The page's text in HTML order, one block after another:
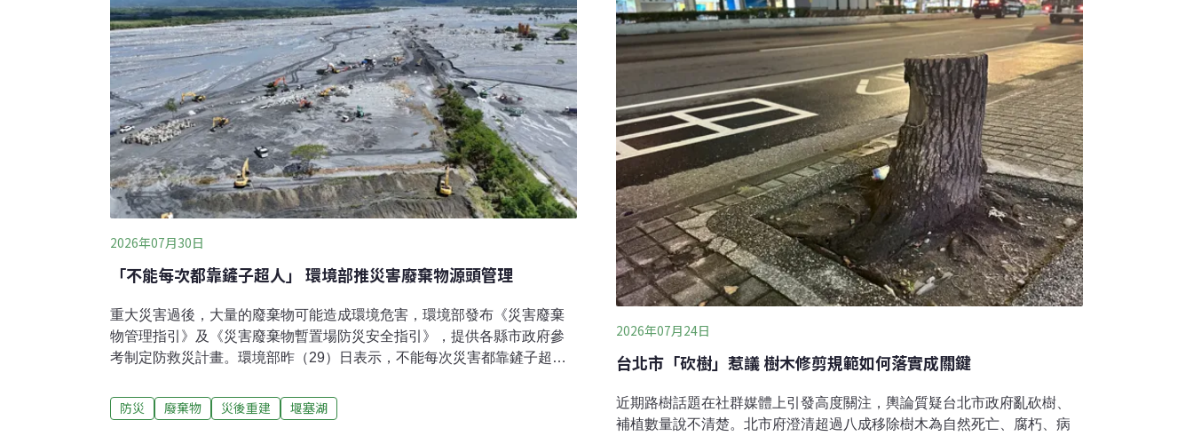
2026年07月30日
「不能每次都靠鏟子超人」 環境部推災害廢棄物源頭管理
重大災害過後，大量的廢棄物可能造成環境危害，環境部發布《災害廢棄
物管理指引》及《災害廢棄物暫置場防災安全指引》，提供各縣市政府參
考制定防救災計畫。環境部昨（29）日表示，不能每次災害都靠鏟子超
太鞍教訓 參考日本建「暫置場」安全指引去（2025）年9月23日強颱樺加
沙引發花蓮馬太鞍溪堰塞湖潰堤災情，全台志工響應加入清除花蓮光復災
防災 廢棄物 災後重建 堰塞湖
2026年07月24日
台北市「砍樹」惹議 樹木修剪規範如何落實成關鍵
近期路樹話題在社群媒體上引發高度關注，輿論質疑台北市政府亂砍樹、
補植數量說不清楚。北市府澄清超過八成移除樹木為自然死亡、腐朽、病